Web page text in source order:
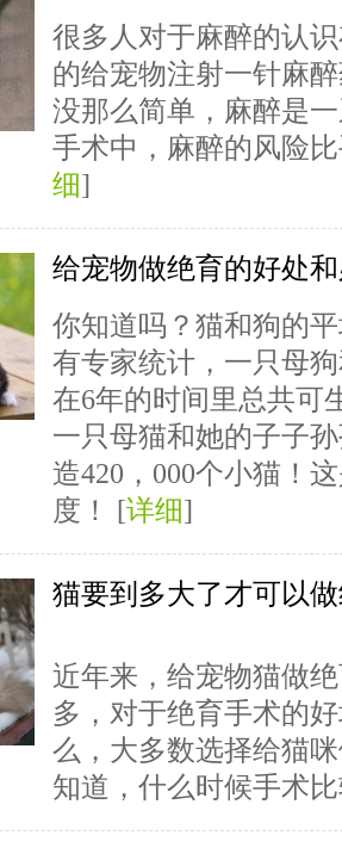
很多人对于麻醉的认
的给宠物注射一针麻
没那么简单，麻醉是
手术中，麻醉的风险
细]
给宠物做绝育的好处
你知道吗？猫和狗的
有专家统计，一只母
在6年的时间里总共可
一只母猫和她的子子
造420，000个小猫！
度！ [详细]
猫要到多大了才可以
近年来，给宠物猫做
多，对于绝育手术的
么，大多数选择给猫
知道，什么时候手术